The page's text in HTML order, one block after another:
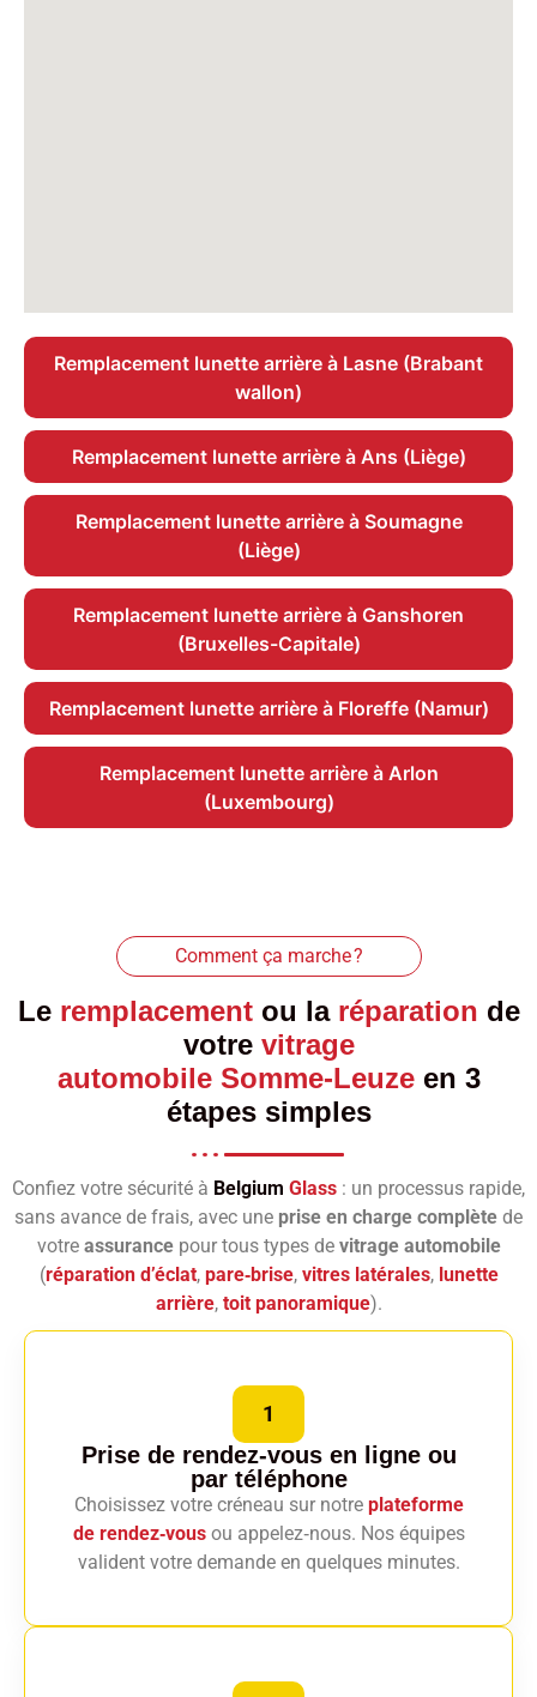
Remplacement lunette arrière à Lasne (Brabant
wallon)
Remplacement lunette arrière à Ans (Liège)
Remplacement lunette arrière à Soumagne
(Liège)
Remplacement lunette arrière à Ganshoren
(Bruxelles-Capitale)
Remplacement lunette arrière à Floreffe (Namur)
Remplacement lunette arrière à Arlon
(Luxembourg)
Comment ça marche ?
Le remplacementou la réparation de
votre vitrage
automobile Somme-Leuzeen 3
étapes simples
Confiez votre sécurité à Belgium Glass : un processus rapide,
sans avance de frais, avec une prise en charge complète de
votre assurancepour tous types de vitrage automobile
(réparation d’éclat, pare‑brise, vitres latérales, lunette
arrière, toit panoramique).
1
Prise de rendez-vous en ligne ou
par téléphone
Choisissez votre créneau sur notre plateforme
de rendez‑vousou appelez‑nous. Nos équipes
valident votre demande en quelques minutes.